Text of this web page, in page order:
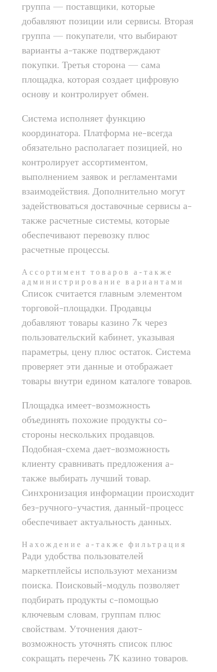
группа — поставщики, которые
добавляют позиции или сервисы. Вторая
группа — покупатели, что выбирают
варианты а-также подтверждают
покупки. Третья сторона — сама
площадка, которая создает цифровую
основу и контролирует обмен.
Система исполняет функцию
координатора. Платформа не-всегда
обязательно располагает позицией, но
контролирует ассортиментом,
выполнением заявок и регламентами
взаимодействия. Дополнительно могут
задействоваться доставочные сервисы а-
также расчетные системы, которые
обеспечивают перевозку плюс
расчетные процессы.
Ассортимент товаров а-также
администрирование вариантами
Список считается главным элементом
торговой-площадки. Продавцы
добавляют товары казино 7к через
пользовательский кабинет, указывая
параметры, цену плюс остаток. Система
проверяет эти данные и отображает
товары внутри едином каталоге товаров.
Площадка имеет-возможность
объединять похожие продукты со-
стороны нескольких продавцов.
Подобная-схема дает-возможность
клиенту сравнивать предложения а-
также выбирать лучший товар.
Синхронизация информации происходит
без-ручного-участия, данный-процесс
обеспечивает актуальность данных.
Нахождение а-также фильтрация
Ради удобства пользователей
маркетплейсы используют механизм
поиска. Поисковый-модуль позволяет
подбирать продукты с-помощью
ключевым словам, группам плюс
свойствам. Уточнения дают-
возможность уточнять список плюс
сокращать перечень 7К казино товаров.